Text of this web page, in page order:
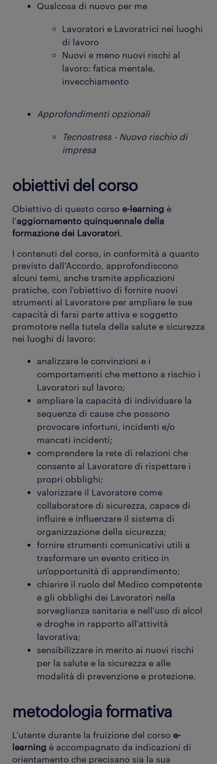
Qualcosa di nuovo per me
Lavoratori e Lavoratrici nei luoghi
di lavoro
Nuovi e meno nuovi rischi al
lavoro: fatica mentale,
invecchiamento
Approfondimenti opzionali
Tecnostress - Nuovo rischio di
impresa
obiettivi del corso
Obiettivo di questo corso e-learning è
l'aggiornamento quinquennale della
formazione dei Lavoratori.
I contenuti del corso, in conformità a quanto
previsto dall'Accordo, approfondiscono
alcuni temi, anche tramite applicazioni
pratiche, con l'obiettivo di fornire nuovi
strumenti al Lavoratore per ampliare le sue
capacità di farsi parte attiva e soggetto
promotore nella tutela della salute e sicurezza
nei luoghi di lavoro:
analizzare le convinzioni e i
comportamenti che mettono a rischio i
Lavoratori sul lavoro;
ampliare la capacità di individuare la
sequenza di cause che possono
provocare infortuni, incidenti e/o
mancati incidenti;
comprendere la rete di relazioni che
consente al Lavoratore di rispettare i
propri obblighi;
valorizzare il Lavoratore come
collaboratore di sicurezza, capace di
influire e influenzare il sistema di
organizzazione della sicurezza;
fornire strumenti comunicativi utili a
trasformare un evento critico in
un'opportunità di apprendimento;
chiarire il ruolo del Medico competente
e gli obblighi dei Lavoratori nella
sorveglianza sanitaria e nell'uso di alcol
e droghe in rapporto all'attività
lavorativa;
sensibilizzare in merito ai nuovi rischi
per la salute e la sicurezza e alle
modalità di prevenzione e protezione.
metodologia formativa
L'utente durante la fruizione del corso e-
learning è accompagnato da indicazioni di
orientamento che precisano sia la sua